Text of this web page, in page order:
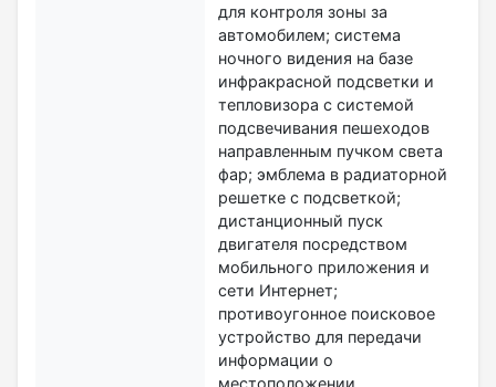
для контроля зоны за
автомобилем; система
ночного видения на базе
инфракрасной подсветки и
тепловизора с системой
подсвечивания пешеходов
направленным пучком света
фар; эмблема в радиаторной
решетке с подсветкой;
дистанционный пуск
двигателя посредством
мобильного приложения и
сети Интернет;
противоугонное поисковое
устройство для передачи
информации о
местоположении